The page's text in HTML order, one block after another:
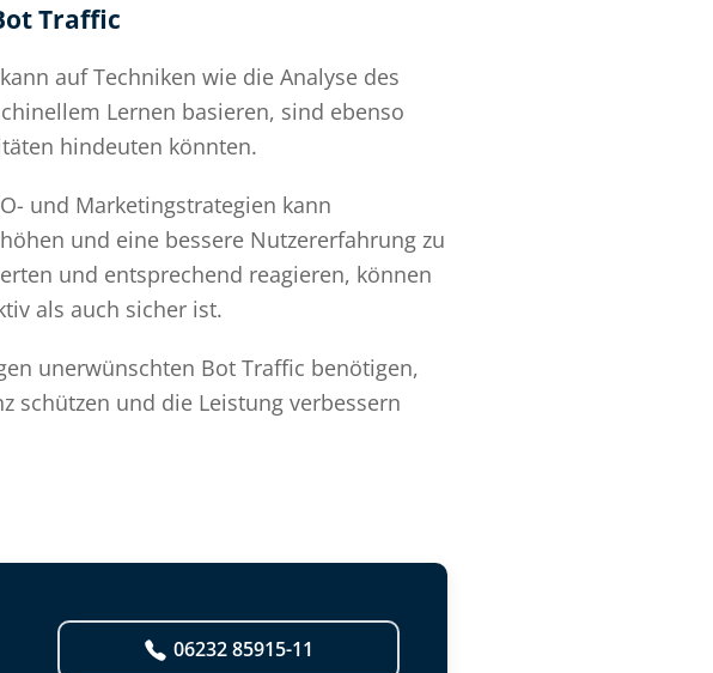
Traffic
auf Techniken wie die Analyse des
Lernen basieren, sind ebenso
hindeuten könnten.
und Marketingstrategien kann
und eine bessere Nutzererfahrung zu
und entsprechend reagieren, können
als auch sicher ist.
unerwünschten Bot Traffic benötigen,
schützen und die Leistung verbessern
06232 85915-11